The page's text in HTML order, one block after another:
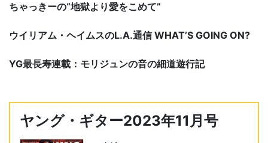
ちゃっきーの“地獄より愛をこめて”
ウイリアム・ヘイムスのL.A.通信 WHAT’S GOING ON?
YG最長寿連載：モリジュンの音の細道遊行記
ヤング・ギター2023年11月号